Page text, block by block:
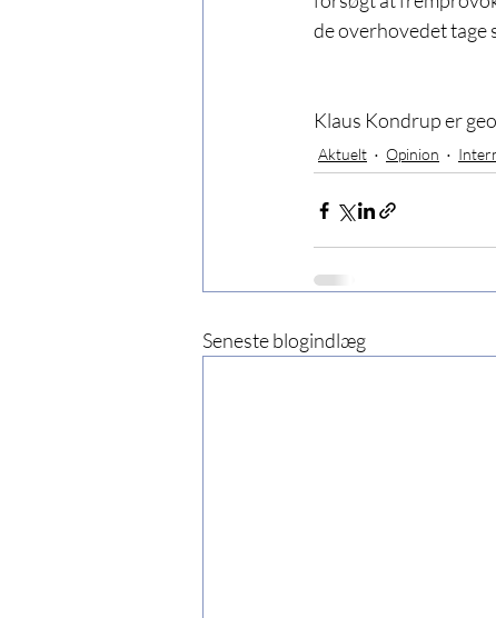
de overhovedet tage
Klaus Kondrup er
Aktuelt Opinion
Seneste blogindlæg